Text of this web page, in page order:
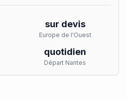
sur devis
Europe de l'Ouest
quotidien
Départ Nantes